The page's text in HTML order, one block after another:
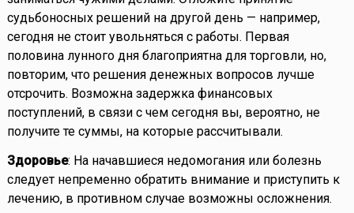
судьбоносных решений на другой день — например,
сегодня не стоит увольняться с работы. Первая
половина лунного дня благоприятна для торговли, но,
повторим, что решения денежных вопросов лучше
отсрочить. Возможна задержка финансовых
поступлений, в связи с чем сегодня вы, вероятно, не
получите те суммы, на которые рассчитывали.
Здоровье: На начавшиеся недомогания или болезнь
следует непременно обратить внимание и приступить к
лечению, в противном случае возможны осложнения.